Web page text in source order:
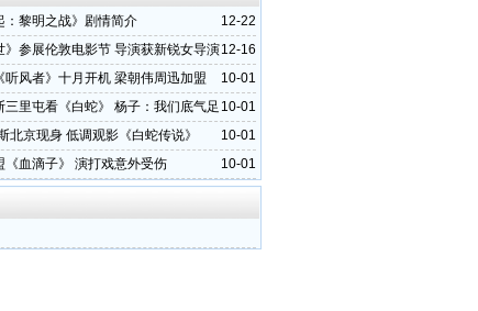
12-22
：黎明之战》剧情简介
12-16
》参展伦敦电影节 导演获新锐女导演
10-01
听风者》十月开机 梁朝伟周迅加盟
10-01
三里屯看《白蛇》 杨子：我们底气足
10-01
北京现身 低调观影《白蛇传说》
10-01
《血滴子》 演打戏意外受伤